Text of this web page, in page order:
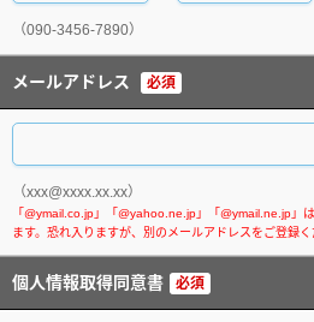
（090-3456-7890）
メールアドレス 必須
（xxx@xxxx.xx.xx）
個人情報取得同意書 必須